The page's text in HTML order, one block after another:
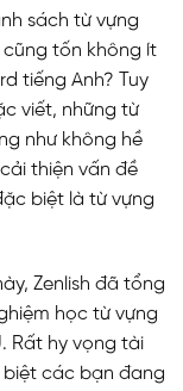
sách từ vựng
tốn không ít
tiếng Anh? Tuy
viết, những từ
như không hề
thiện vấn đề
biệt là từ vựng
Zenlish đã tổng
học từ vựng
Rất hy vọng tài
biệt các bạn đang